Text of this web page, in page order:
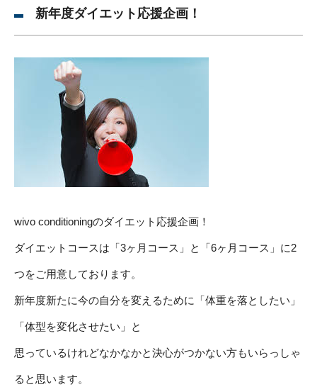
新年度ダイエット応援企画！
wivo conditioningのダイエット応援企画！
ダイエットコースは「3ヶ月コース」と「6ヶ月コース」に2
つをご用意しております。
新年度新たに今の自分を変えるために「体重を落としたい」
「体型を変化させたい」と
思っているけれどなかなかと決心がつかない方もいらっしゃ
ると思います。